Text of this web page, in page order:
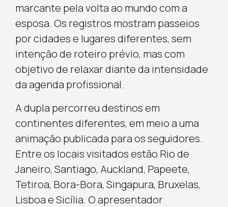
marcante pela volta ao mundo com a
esposa. Os registros mostram passeios
por cidades e lugares diferentes, sem
intenção de roteiro prévio, mas com
objetivo de relaxar diante da intensidade
da agenda profissional.
A dupla percorreu destinos em
continentes diferentes, em meio a uma
animação publicada para os seguidores.
Entre os locais visitados estão Rio de
Janeiro, Santiago, Auckland, Papeete,
Tetiroa, Bora-Bora, Singapura, Bruxelas,
Lisboa e Sicília. O apresentador